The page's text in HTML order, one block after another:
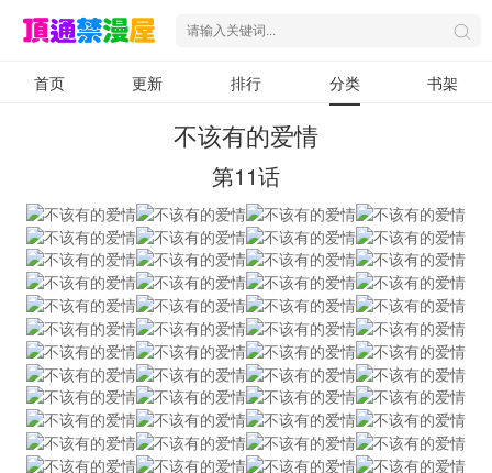
首页 更新 排行 分类 书架
不该有的爱情
第11话